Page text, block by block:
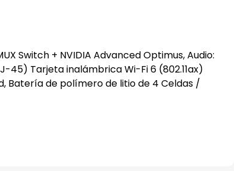
Switch + NVIDIA Advanced Optimus, Audio:
45) Tarjeta inalámbrica Wi-Fi 6 (802.11ax)
Batería de polímero de litio de 4 Celdas /